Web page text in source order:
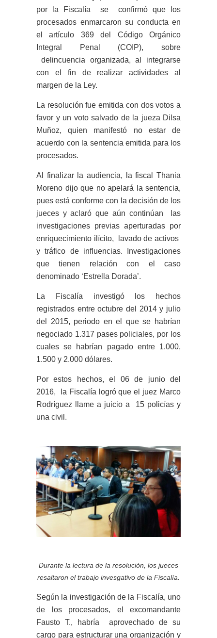
por la Fiscalía se confirmó que los
procesados enmarcaron su conducta en
el artículo 369 del Código Orgánico
Integral Penal (COIP), sobre
delincuencia organizada, al integrarse
con el fin de realizar actividades al
margen de la Ley.
La resolución fue emitida con dos votos a
favor y un voto salvado de la jueza Dilsa
Muñoz, quien manifestó no estar de
acuerdo con la sentencia emitida para los
procesados.
Al finalizar la audiencia, la fiscal Thania
Moreno dijo que no apelará la sentencia,
pues está conforme con la decisión de los
jueces y aclaró que aún continúan las
investigaciones previas aperturadas por
enriquecimiento ilícito, lavado de activos
y tráfico de influencias. Investigaciones
que tienen relación con el caso
denominado ‘Estrella Dorada’.
La Fiscalía investigó los hechos
registrados entre octubre del 2014 y julio
del 2015, periodo en el que se habrían
negociado 1.317 pases policiales, por los
cuales se habrían pagado entre 1.000,
1.500 y 2.000 dólares.
Por estos hechos, el 06 de junio del
2016, la Fiscalía logró que el juez Marco
Rodríguez llame a juicio a 15 policías y
una civil.
Durante la lectura de la resolución, los jueces
resaltaron el trabajo invesgativo de la Fiscalía.
Según la investigación de la Fiscalía, uno
de los procesados, el excomandante
Fausto T., habría aprovechado de su
cargo para estructurar una organización y